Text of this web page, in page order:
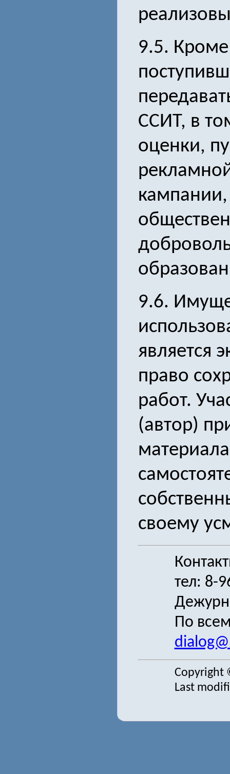
9.5. Кроме
ССИТ, в
оценки,
9.6.
является
право
работ.
(автор)
своему
тел: 8-
По
Copyright
Last